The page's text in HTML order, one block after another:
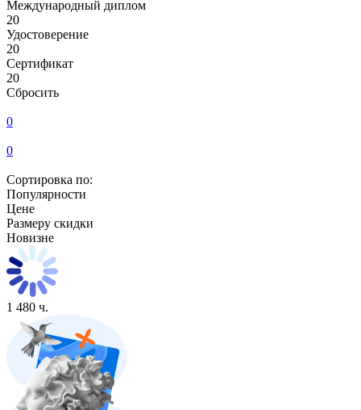
Международный диплом
20
Удостоверение
20
Сертификат
20
Сбросить
0
0
Сортировка по:
Популярности
Цене
Размеру скидки
Новизне
1 480 ч.